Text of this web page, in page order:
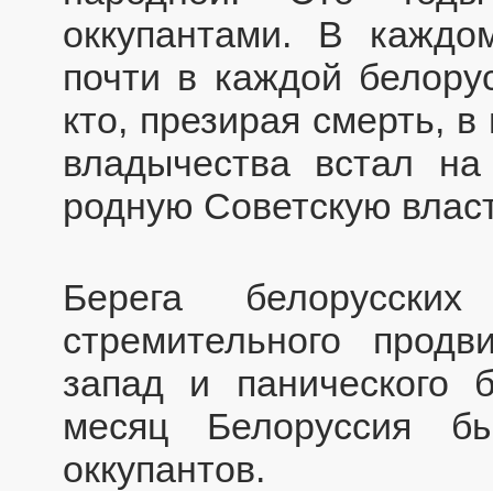
оккупантами. В
почти в каждой
кто, презирая смерть,
владычества встал
родную Советскую
Берега
стремительного
запад и панического
месяц Белоруссия
оккупантов.